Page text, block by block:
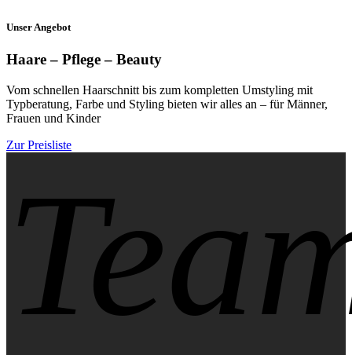
Unser Angebot
Haare – Pflege – Beauty
Vom schnellen Haarschnitt bis zum kompletten Umstyling mit
Typberatung, Farbe und Styling bieten wir alles an – für Männer,
Frauen und Kinder
Zur Preisliste